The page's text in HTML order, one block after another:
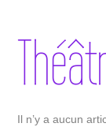
Il n’y a aucun